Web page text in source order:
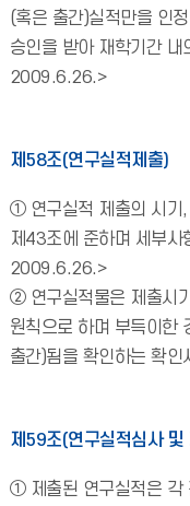
(혹은 출간)실적만을 인
승인을 받아 재학기간
2009.6.26.>
제58조(연구실적제출)
① 연구실적 제출의 시기
제43조에 준하며 세부
2009.6.26.>
② 연구실적물은 제출시
원칙으로 하며 부득이한
출간)됨을 확인하는 확
제59조(연구실적심사 및
① 제출된 연구실적은 각